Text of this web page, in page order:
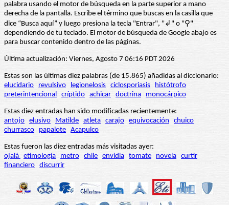
palabra usando el motor de búsqueda en la parte superior a mano
derecha de la pantalla. Escribe el término que buscas en la casilla que
dice “Busca aquí” y luego presiona la tecla "Entrar", "↲" o "⚲"
dependiendo de tu teclado. El motor de búsqueda de Google abajo es
para buscar contenido dentro de las páginas.
Última actualización: Viernes, Agosto 7 06:16 PDT 2026
Estas son las últimas diez palabras (de 15.865) añadidas al diccionario:
elucidario
revulsivo legionelosis ciclosporiasis
histótrofo
preterintencional críptido achicar doctrina monocárpico
Estas diez entradas han sido modificadas recientemente:
antojo elusivo Matilde atleta carajo equivocación
chuico
churrasco
papalote Acapulco
Estas fueron las diez entradas más visitadas ayer:
ojalá etimología metro chile envidia tomate novela curtir
financiero discurrir